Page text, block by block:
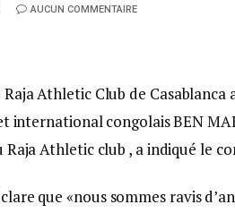
AUCUN COMMENTAIRE
Athletic Club de
international congolais BEN
Raja Athletic club , a indiqué le
que «nous sommes ravis